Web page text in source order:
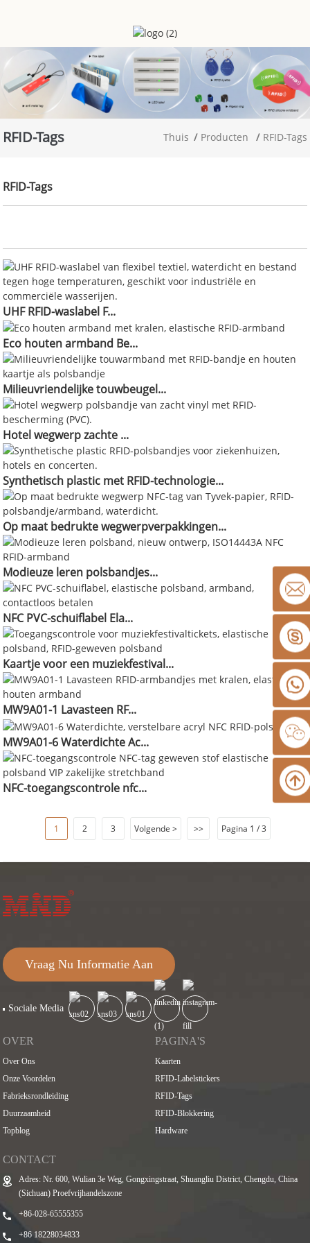
RFID-Tags Thuis Producten RFID-Tags
RFID-Tags
UHF RFID-waslabel F...
Eco houten armband Be...
Milieuvriendelijke touwbeugel...
Hotel wegwerp zachte ...
Synthetisch plastic met RFID-technologie...
Op maat bedrukte wegwerpverpakkingen...
Modieuze leren polsbandjes...
NFC PVC-schuiflabel Ela...
Kaartje voor een muziekfestival...
MW9A01-1 Lavasteen RF...
MW9A01-6 Waterdichte Ac...
NFC-toegangscontrole nfc...
1 2 3 Volgende > >> Pagina 1 / 3
Vraag Nu Informatie Aan
Sociale Media
OVER
Over Ons
Onze Voordelen
Fabrieksrondleiding
Duurzaamheid
Topblog
PAGINA'S
Kaarten
RFID-Labelstickers
RFID-Tags
RFID-Blokkering
Hardware
CONTACT
Adres: Nr. 600, Wulian 3e Weg, Gongxingstraat, Shuangliu District, Chengdu, China
(Sichuan) Proefvrijhandelszone
+86-028-65555355
+86 18228034833